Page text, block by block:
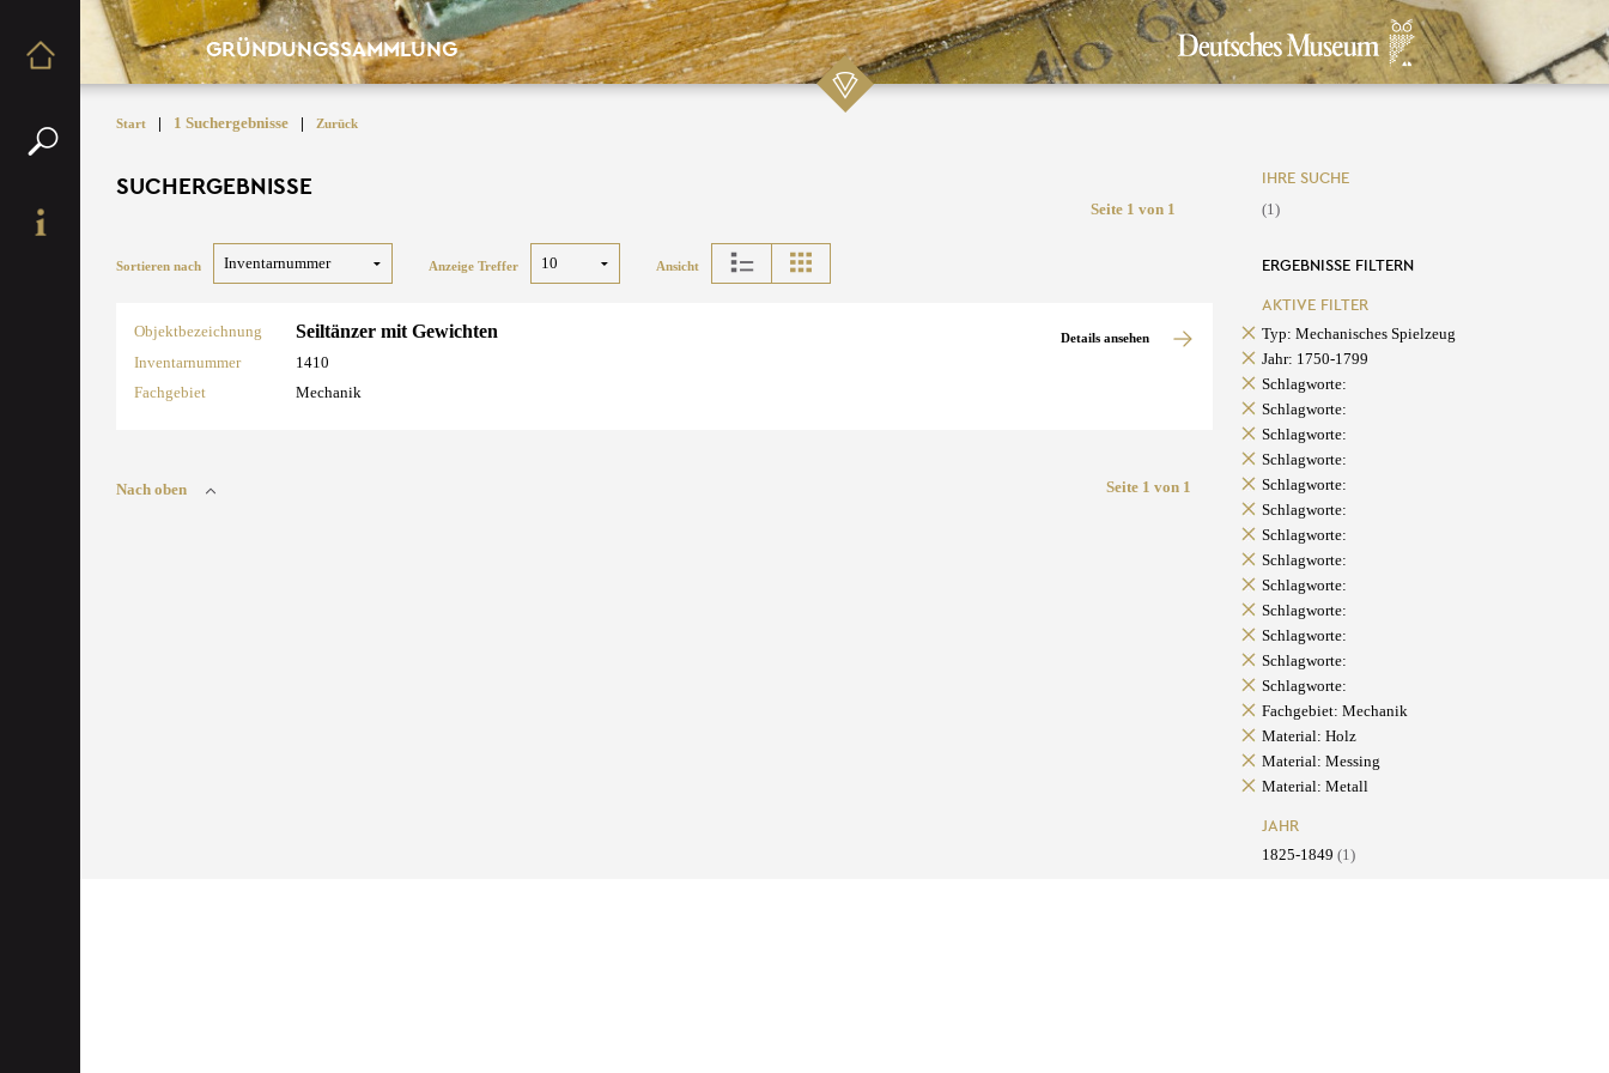
GRÜNDUNGSSAMMLUNG
Start | 1 Suchergebnisse | Zurück
SUCHERGEBNISSE
Seite 1 von 1
Sortieren nach Anzeige Treffer Ansicht
Objektbezeichnung Seiltänzer mit Gewichten
Inventarnummer
1410
Fachgebiet
Mechanik
Details ansehen
Nach oben Seite 1 von 1
IHRE SUCHE
(1)
ERGEBNISSE FILTERN
AKTIVE FILTER
Typ: Mechanisches Spielzeug
Jahr: 1750-1799
Schlagworte:
Schlagworte:
Schlagworte:
Schlagworte:
Schlagworte:
Schlagworte:
Schlagworte:
Schlagworte:
Schlagworte:
Schlagworte:
Schlagworte:
Schlagworte:
Schlagworte:
Fachgebiet: Mechanik
Material: Holz
Material: Messing
Material: Metall
JAHR
1825-1849 (1)